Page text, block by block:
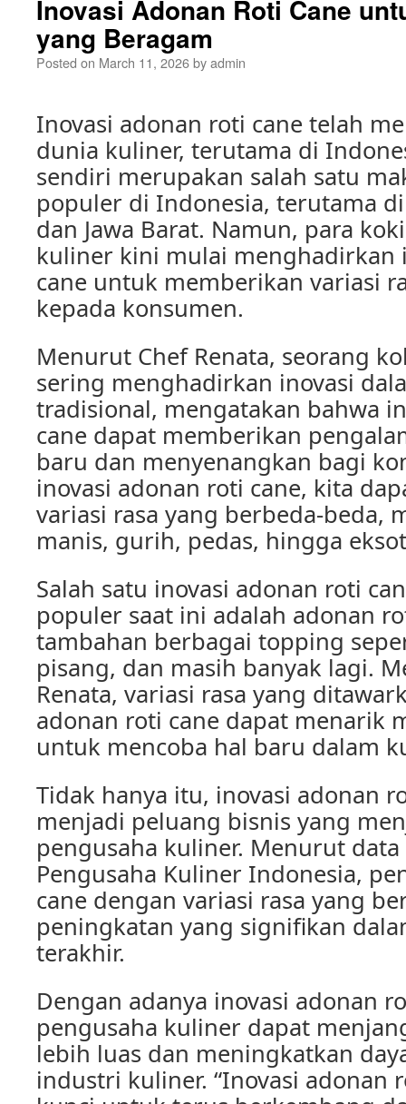
Inovasi Adonan Roti Cane
yang Beragam
Posted on March 11, 2026byadmin
Inovasi adonan roti cane telah
dunia kuliner, terutama di
sendiri merupakan salah satu
populer di Indonesia, terutama
dan Jawa Barat. Namun, para
kuliner kini mulai menghadirkan
cane untuk memberikan variasi
kepada konsumen.
Menurut Chef Renata, seorang
sering menghadirkan inovasi
tradisional, mengatakan bahwa
cane dapat memberikan
baru dan menyenangkan bagi
inovasi adonan roti cane, kita
variasi rasa yang berbeda-beda,
manis, gurih, pedas, hingga
Salah satu inovasi adonan roti
populer saat ini adalah adonan
tambahan berbagai topping
pisang, dan masih banyak lagi.
Renata, variasi rasa yang
adonan roti cane dapat menarik
untuk mencoba hal baru dalam
Tidak hanya itu, inovasi adonan
menjadi peluang bisnis yang
pengusaha kuliner. Menurut data
Pengusaha Kuliner Indonesia,
cane dengan variasi rasa yang
peningkatan yang signifikan
terakhir.
Dengan adanya inovasi adonan
pengusaha kuliner dapat
lebih luas dan meningkatkan
industri kuliner. “Inovasi adonan